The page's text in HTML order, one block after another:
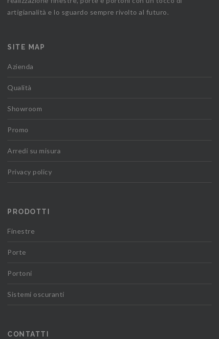
artigianalità e lo sguardo sempre rivolto al futuro.
SITE MAP
Azienda
Qualità
Showroom
Promo
Arredi su misura
Privacy policy
PRODOTTI
Finestre
Porte
Portoni
Sistemi oscuranti
CONTATTI